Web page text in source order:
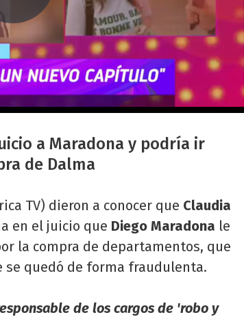
a Maradona y podría ir
de Dalma
TV) dieron a conocer que Claudia
en el juicio que Diego Maradona le
la compra de departamentos, que
se quedó de forma fraudulenta.
de los cargos de 'robo y